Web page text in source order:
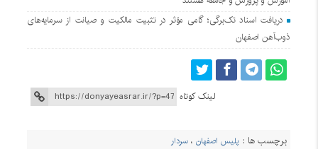
دریافت اسناد تک‌برگی؛ گامی مؤثر در تثبیت مالکیت و صیانت از سرمایه‌های
ذوب‌آهن اصفهان
لینک کوتاه
برچسب ها : پلیس اصفهان ،سردار